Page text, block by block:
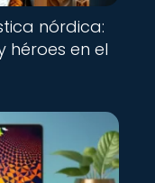
nórdica:
héroes en el